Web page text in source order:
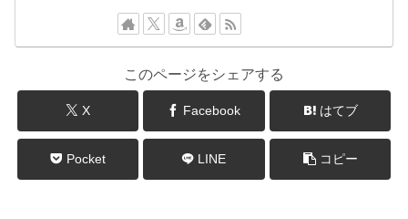
このページをシェアする
X Facebook はてブ
Pocket LINE コピー